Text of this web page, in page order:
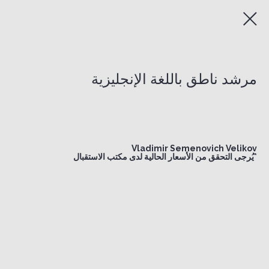
مرشد ناطق باللغة الإنجليزية
Vladimir Semenovich Velikov
*يُرجى التحقق من الأسعار الحالية لدى مكتب الاستقبال